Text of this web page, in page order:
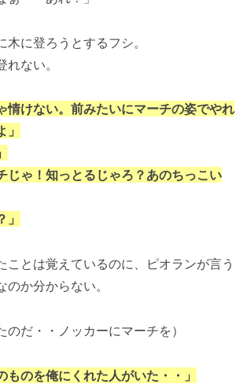
木に登ろうとするフシ。
ない。
情けない。前みたいにマーチの姿でやれ
じゃ！知っとるじゃろ？あのちっこい
」
ことは覚えているのに、ピオランが言う
のか分からない。
のだ・・ノッカーにマーチを）
ものを俺にくれた人がいた・・」